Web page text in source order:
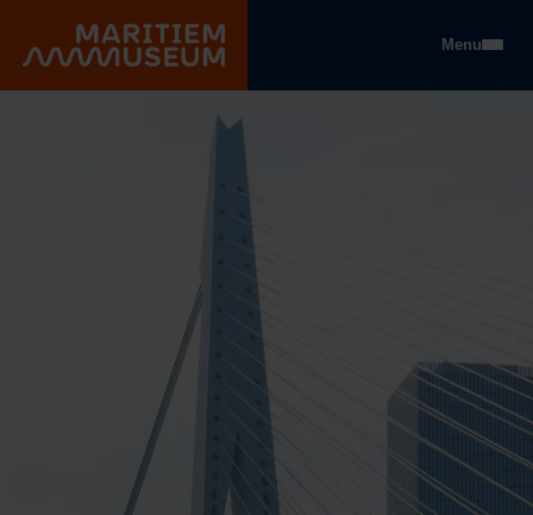
Go to main content Menu